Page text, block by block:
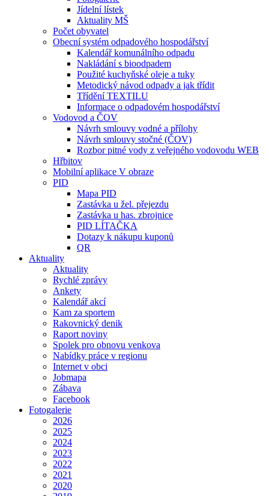
Jídelní lístek
Aktuality MŠ
Počet obyvatel
Obecní systém odpadového hospodářství
Kalendář komunálního odpadu
Nakládání s bioodpadem
Použité kuchyňské oleje a tuky
Metodický návod odpady a jak třídit
Třídění TEXTILU
Informace o odpadovém hospodářství
Vodovod a ČOV
Návrh smlouvy vodné a přílohy
Návrh smlouvy stočné (ČOV)
Rozbor pitné vody z veřejného vodovodu WEB
Hřbitov
Mobilní aplikace V obraze
PID
Mapa PID
Zastávka u žel. přejezdu
Zastávka u has. zbrojnice
PID LÍTAČKA
Dotazy k nákupu kuponů
QR
Aktuality
Aktuality
Rychlé zprávy
Ankety
Kalendář akcí
Kam za sportem
Rakovnický denik
Raport noviny
Spolek pro obnovu venkova
Nabídky práce v regionu
Internet v obci
Jobmapa
Zábava
Facebook
Fotogalerie
2026
2025
2024
2023
2022
2021
2020